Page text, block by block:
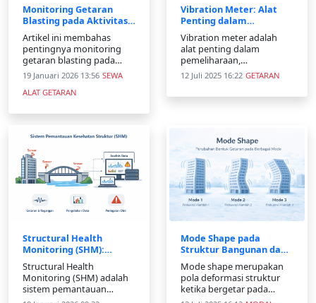
Monitoring Getaran
Blasting pada Aktivitas
Pertambangan dan
Standarnya
Artikel ini membahas
pentingnya monitoring
getaran blasting pada
aktivitas pertambangan,
sumber getaran
peledakan, parameter PPV,
serta metode pengukuran
lingkungan sekitar
19 Januari 2026 13:56 SEWA
ALAT GETARAN
Vibration Meter: Alat
Penting dalam
Mengukur Getaran
Vibration meter adalah
alat penting dalam
pemeliharaan,
pemantauan, dan analisis
getaran dalam berbagai
konteks. Dengan
dalam mencegah
kegagalan peralatan,
meningkatkan efisiensi,
dan men
12 Juli 2025 16:22 GETARAN
Structural Health
Monitoring (SHM):
Pengertian, Cara Kerja,
Manfaat, dan
Aplikasinya
Structural Health
Monitoring (SHM) adalah
sistem pemantauan
kondisi kesehatan struktur
Mode Shape pada
Struktur Bangunan dan
Analisis Getaran
Mode shape merupakan
pola deformasi struktur
ketika bergetar pada
frekuensi alamiahnya.